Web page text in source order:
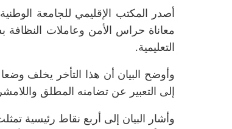
معاناة حراس الأمن وعاملات
التعليمية.
وأوضح البيان أن هذا التأخر يخلف
إلى التعبير عن تضامنه المطلق
وأشار البيان إلى أربع نقاط رئيسية